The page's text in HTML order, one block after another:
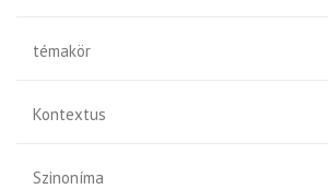
témakör
Kontextus
Szinoníma